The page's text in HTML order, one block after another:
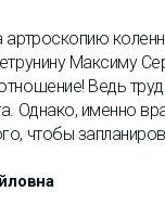
Максиму
Ведь
Однако, именно
чтобы
просто
труд!! От всей